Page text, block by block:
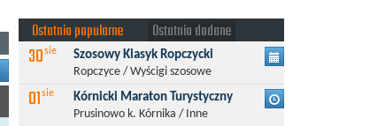
Ostatnio popularne Ostatnio dodane
30sie Szosowy Klasyk Ropczycki
Ropczyce / Wyścigi szosowe
01sie Kórnicki Maraton Turystyczny
Prusinowo k. Kórnika / Inne